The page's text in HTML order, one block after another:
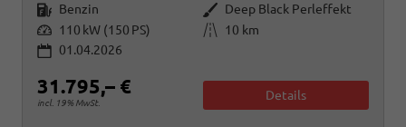
Kraftstoff Benzin Außenfarbe Deep Black Perleffekt
Leistung 110 kW (150 PS) Kilometerstand
10 km
01.04.2026
31.795,– €
incl. 19% MwSt.
Details